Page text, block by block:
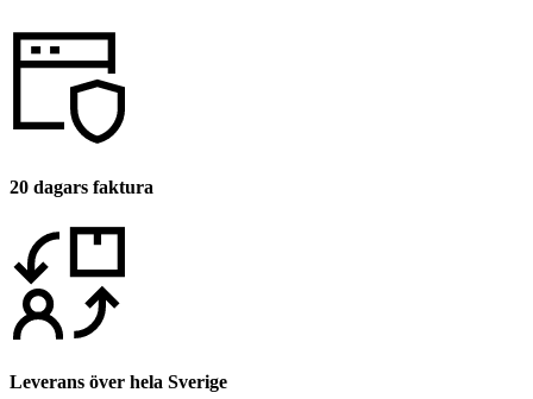
20 dagars faktura
Leverans över hela Sverige